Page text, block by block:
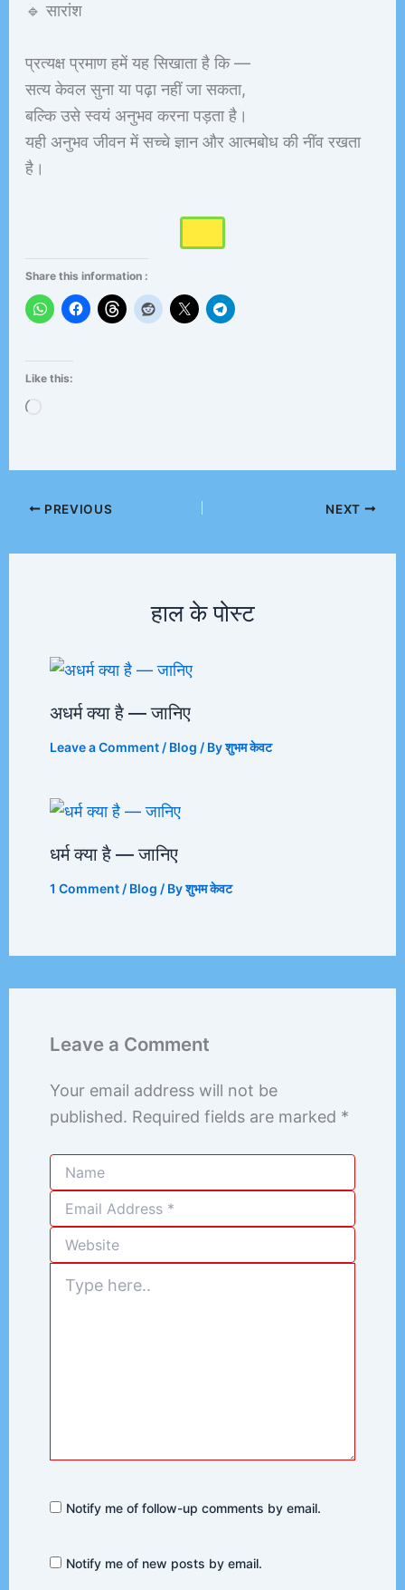
🔹 सारांश
प्रत्यक्ष प्रमाण हमें यह सिखाता है कि —
सत्य केवल सुना या पढ़ा नहीं जा सकता,
बल्कि उसे स्वयं अनुभव करना पड़ता है।
यही अनुभव जीवन में सच्चे ज्ञान और आत्मबोध की नींव रखता
है।
Share this information :
Like this:
Loading…
PREVIOUS NEXT
हाल के पोस्ट
अधर्म क्या है — जानिए
Leave a Comment / Blog / Byशुभम केवट
धर्म क्या है — जानिए
1 Comment / Blog / Byशुभम केवट
Leave a Comment
Your email address will not be
published. Required fields are marked *
here..
Notify me of follow-up comments by email.
Notify me of new posts by email.